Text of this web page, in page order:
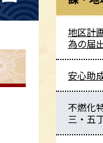
地区計
為の届
安心助
不燃化
三・五